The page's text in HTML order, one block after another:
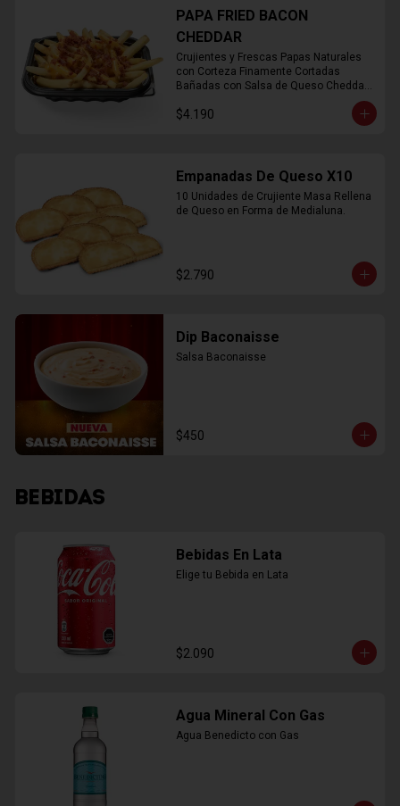
PAPA FRIED BACON
CHEDDAR
Crujientes y Frescas Papas Naturales
con Corteza Finamente Cortadas
Bañadas con Salsa de Queso Cheddar
$4.190
Empanadas De Queso X10
10 Unidades de Crujiente Masa Rellena
de Queso en Forma de Medialuna.
$2.790
Dip Baconaisse
Salsa Baconaisse
$450
BEBIDAS
Bebidas En Lata
Elige tu Bebida en Lata
$2.090
Agua Mineral Con Gas
Agua Benedicto con Gas